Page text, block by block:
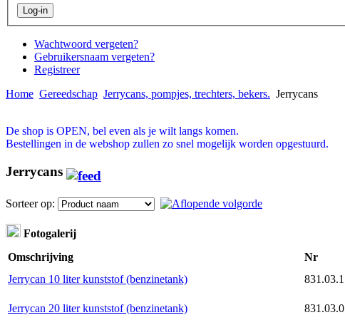
Wachtwoord vergeten?
Gebruikersnaam vergeten?
Registreer
Home Gereedschap Jerrycans, pompjes, trechters, bekers. Jerrycans
De shop is OPEN, bel even als je wilt langs komen.
Bestellingen in de webshop zullen zo snel mogelijk worden opgestuurd.
Jerrycans
Sorteer op:
Fotogalerij
Omschrijving
Nr
Jerrycan 10 liter kunststof (benzinetank)
831.03.1
Jerrycan 20 liter kunststof (benzinetank) 831.03.0